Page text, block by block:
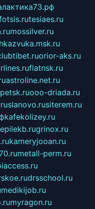
tesiaes.ru
mossilver.ru
orior-aks.ru
flatnsk.ru
astroline.net.ru
ooo-driada.ru
siterem.ru
kafekolizey.ru
grinox.ru
kameryjooan.ru
metall-perm.ru
drsschool.ru
medikijob.ru
myragon.ru